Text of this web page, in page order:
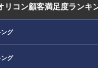
リコン顧客満足度ランキ
グ
グ